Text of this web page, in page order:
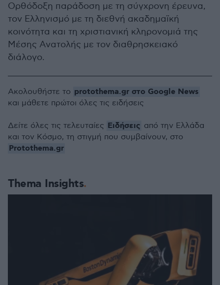
Ορθόδοξη παράδοση με τη σύγχρονη έρευνα,
τον Ελληνισμό με τη διεθνή ακαδημαϊκή
κοινότητα και τη χριστιανική κληρονομιά της
Μέσης Ανατολής με τον διαθρησκειακό
διάλογο.
Thema Insights
Ακολουθήστε το protothema.gr στο Google News
και μάθετε πρώτοι όλες τις ειδήσεις
Δείτε όλες τις τελευταίες Ειδήσεις από την Ελλάδα
και τον Κόσμο, τη στιγμή που συμβαίνουν, στο
Protothema.gr